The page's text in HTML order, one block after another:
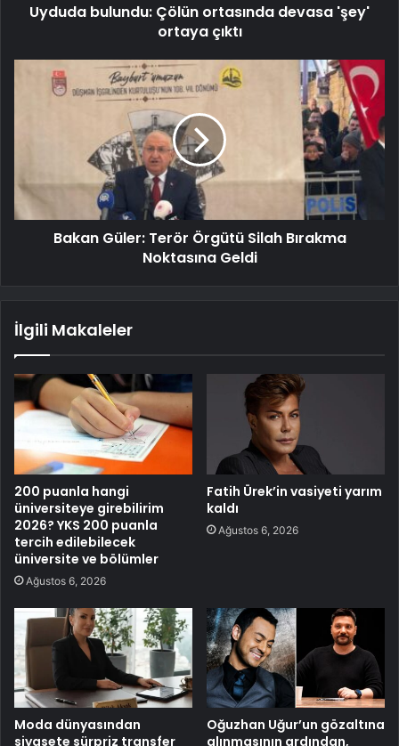
Uyduda bulundu: Çölün ortasında devasa 'şey'
ortaya çıktı
Bakan Güler: Terör Örgütü Silah Bırakma
Noktasına Geldi
İlgili Makaleler
200 puanla hangi
üniversiteye girebilirim
2026? YKS 200 puanla
tercih edilebilecek
üniversite ve bölümler
Ağustos 6, 2026
Fatih Ürek’in vasiyeti yarım
kaldı
Ağustos 6, 2026
Moda dünyasından
siyasete sürpriz transfer
Oğuzhan Uğur’un gözaltına
alınmasının ardından,